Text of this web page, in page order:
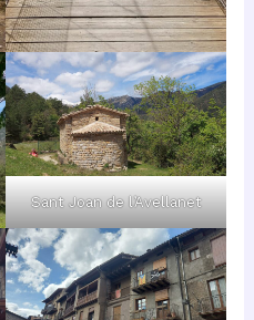
Sant Joan de l’Avellanet